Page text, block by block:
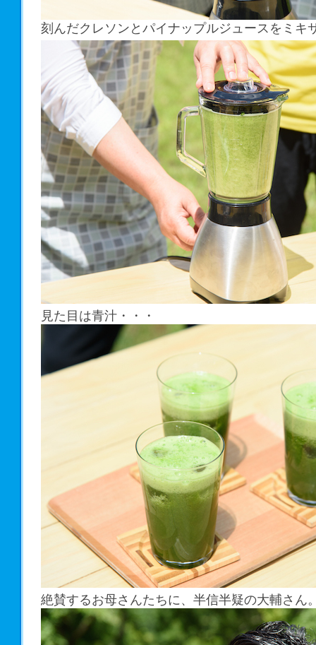
刻んだクレソンとパイナップルジュースをミキ
見た目は青汁・・・
絶賛するお母さんたちに、半信半疑の大輔さん